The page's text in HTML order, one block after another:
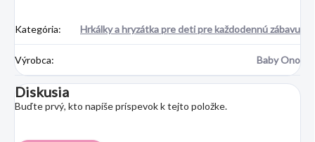
Kategória: Hrkálky a hryzátka pre deti pre každodennú zábavu
Výrobca: Baby Ono
Diskusia
Buďte prvý, kto napíše príspevok k tejto položke.